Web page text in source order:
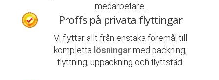
medarbetare.
Proffs på privata flyttingar
Vi flyttar allt från enstaka föremål till
kompletta lösningar med packning,
flyttning, uppackning och flyttstäd.